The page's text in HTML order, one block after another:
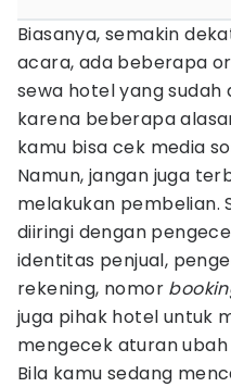
Biasanya, semakin
acara, ada beberapa
sewa hotel yang sudah
karena beberapa
kamu bisa cek media
Namun, jangan juga
melakukan pembelian.
diiringi dengan
identitas penjual,
rekening, nomor
juga pihak hotel untuk
mengecek aturan
Bila kamu sedang